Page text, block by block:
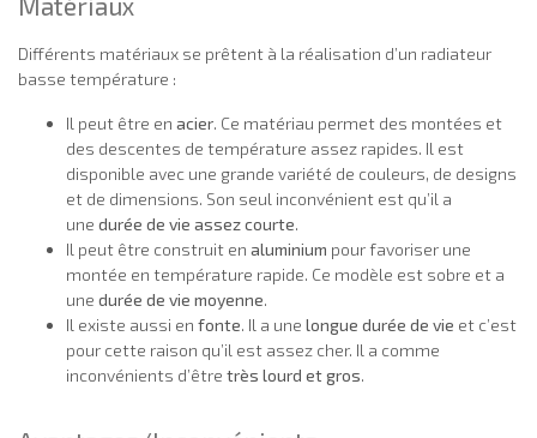
Différents matériaux se prêtent à la réalisation d’un radiateur
basse température :
Il peut être en acier. Ce matériau permet des montées et
des descentes de température assez rapides. Il est
disponible avec une grande variété de couleurs, de designs
et de dimensions. Son seul inconvénient est qu’il a
une durée de vie assez courte.
Il peut être construit en aluminium pour favoriser une
montée en température rapide. Ce modèle est sobre et a
une durée de vie moyenne.
Il existe aussi en fonte. Il a une longue durée de vie et c’est
pour cette raison qu’il est assez cher. Il a comme
inconvénients d’être très lourd et gros.